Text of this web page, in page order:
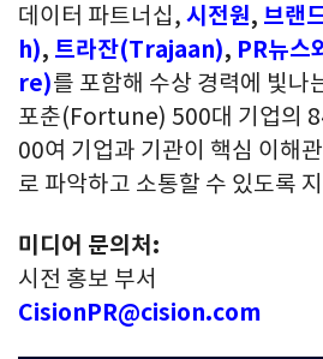
데이터 파트너십, 시전원, 브랜
h), 트라잔(Trajaan), PR뉴
re)를 포함해 수상 경력에 빛나
포춘(Fortune) 500대 기업의
00여 기업과 기관이 핵심 이해
로 파악하고 소통할 수 있도록
미디어 문의처:
시전 홍보 부서
CisionPR@cision.com